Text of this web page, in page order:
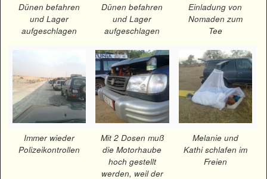
Dünen befahren
und Lager
aufgeschlagen
Dünen befahren
und Lager
aufgeschlagen
Einladung von
Nomaden zum
Tee
Immer wieder
Polizeikontrollen
Mit 2 Dosen muß
die Motorhaube
hoch gestellt
werden, weil der
Melanie und
Kathi schlafen im
Freien